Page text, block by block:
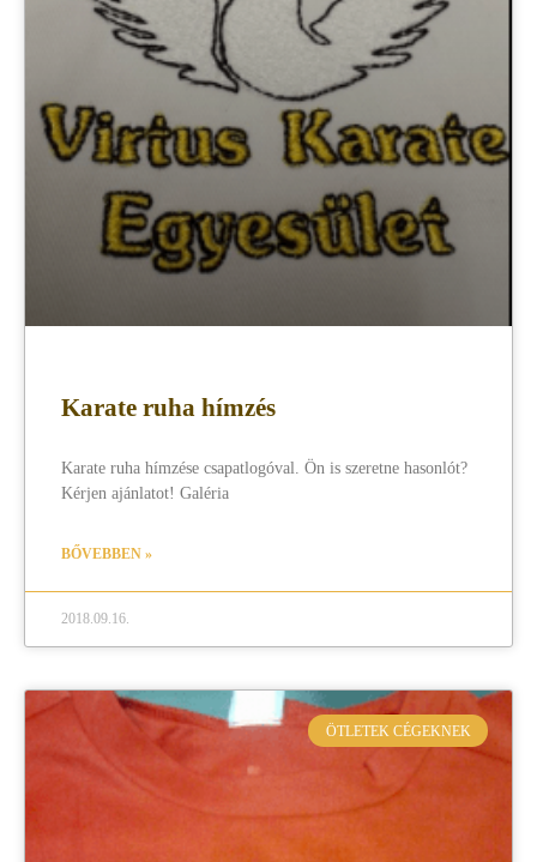
Karate ruha hímzés
Karate ruha hímzése csapatlogóval. Ön is szeretne hasonlót?
Kérjen ajánlatot! Galéria
BŐVEBBEN »
2018.09.16.
ÖTLETEK CÉGEKNEK